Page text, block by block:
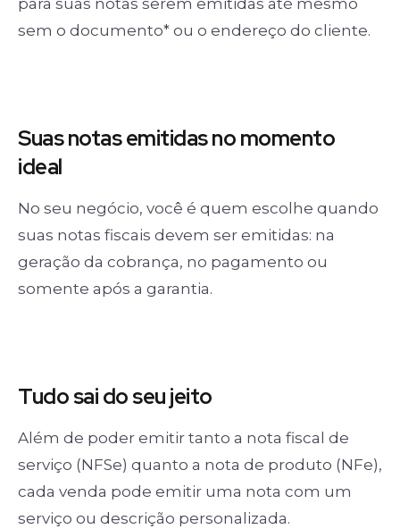
para suas notas serem emitidas até mesmo
sem o documento* ou o endereço do cliente.
Suas notasemitidas no momento
ideal
No seu negócio, você é quem escolhe quando
suas notas fiscais devem ser emitidas: na
geração da cobrança, no pagamento ou
somente após a garantia.
Tudo saido seu jeito
Além de poder emitir tanto a nota fiscal de
serviço (NFSe) quanto a nota de produto (NFe),
cada venda pode emitir uma nota com um
serviço ou descrição personalizada.